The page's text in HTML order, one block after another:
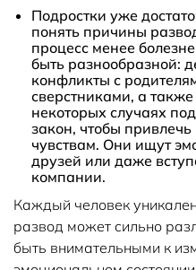
Подростки уже
понять причины
процесс менее
быть разнообразной:
конфликты с
сверстниками, а
некоторых случаях
закон, чтобы
чувствам. Они ищут
друзей или даже
компании.
Каждый человек
развод может сильно
быть внимательными к